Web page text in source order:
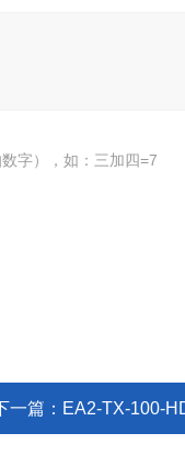
字），如：三加四=7
一篇： EA2-TX-100-